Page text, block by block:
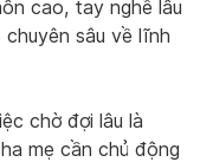
cao, tay nghề lâu
sâu về lĩnh
chờ đợi lâu là
mẹ cần chủ động